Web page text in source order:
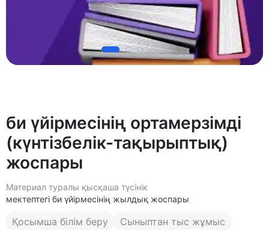
би үйірмесінің ортамерзімді
(күнтізбелік-тақырыптық)
жоспары
Материал туралы қысқаша түсінік
мектептегі би үйірмесінің жылдық жоспары
Қосымша білім беру
Сыныптан тыс жұмыс